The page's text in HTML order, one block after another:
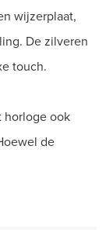
wijzerplaat,
De zilveren
touch.
horloge ook
de